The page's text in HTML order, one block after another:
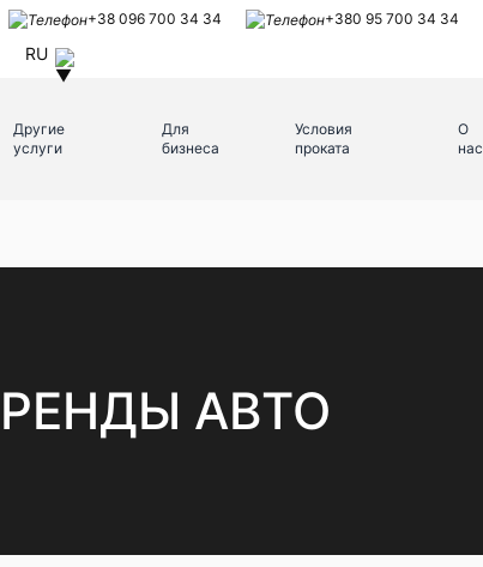
+38 096 700 34 34 +380 95 700 34 34
RU
Другие
услуги
Для
бизнеса
Условия
проката
О
нас
АВТО